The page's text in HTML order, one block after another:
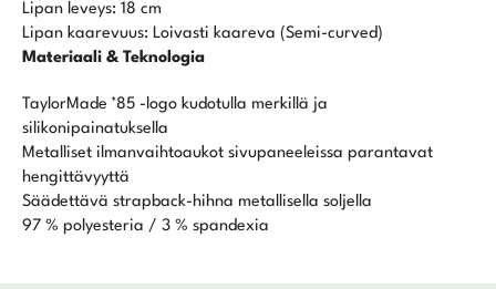
Lipan leveys: 18 cm
Lipan kaarevuus: Loivasti kaareva (Semi-curved)
Materiaali & Teknologia
TaylorMade ’85 -logo kudotulla merkillä ja
silikonipainatuksella
Metalliset ilmanvaihtoaukot sivupaneeleissa parantavat
hengittävyyttä
Säädettävä strapback-hihna metallisella soljella
97 % polyesteria / 3 % spandexia